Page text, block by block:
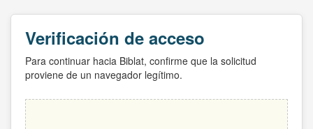
Verificación de acceso
Para continuar hacia Biblat, confirme que la solicitud
proviene de un navegador legítimo.